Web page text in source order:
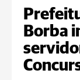
Borba